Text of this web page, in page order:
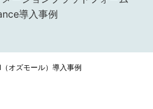
導入事例
オズモール）導入事例